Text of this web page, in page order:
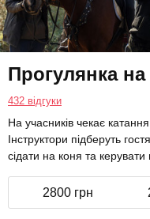
Прогулянка
432 відгуки
На учасників чекає
Інструктори підберуть
сідати на коня та керувати
2800 грн